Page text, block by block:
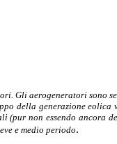
Gli aerogeneratori sono
della generazione
non essendo ancora
e medio periodo.